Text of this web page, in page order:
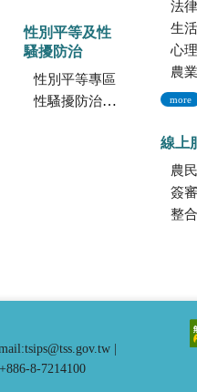
性別平等及性
騷擾防治
性別平等專區
性騷擾防治專區
法
生
心
農業部特約
more
線上
農
簽審通
整合型植物
|
8-7214100